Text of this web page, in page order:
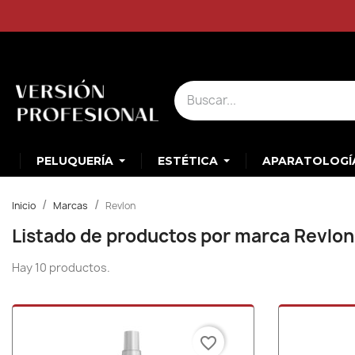
PELUQUERÍA ESTÉTICA
Inicio Marcas Revlon
Listado de productos por marca Revlon
Hay 10 productos.
favorite_border